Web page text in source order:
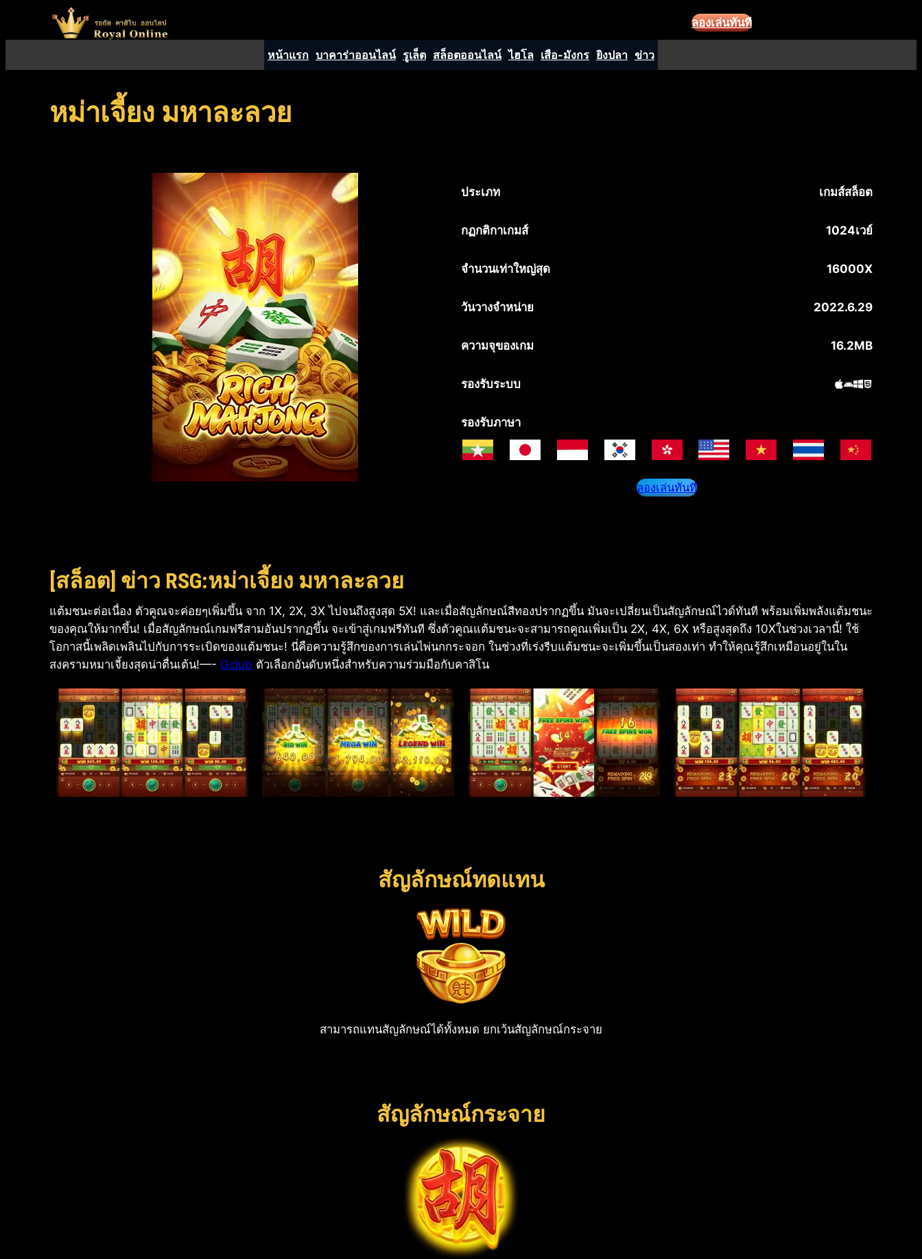
เนื้อหา
ลองเล่นทันที
หน้าแรก บาคาร่าออนไลน์ รูเล็ต สล็อตออนไลน์ ไฮโล เสือ-มังกร ยิงปลา ข่าว
หม่าเจี้ยง มหาละลวย
ประเภท เกมส์สล็อต
กฏกติกาเกมส์ 1024เวย์
จำนวนเท่าใหญ่สุด 16000X
วันวางจำหน่าย 2022.6.29
ความจุของเกม 16.2MB
รองรับระบบ
รองรับภาษา
ลองเล่นทันที
[สล็อต] ข่าว RSG:หม่าเจี้ยง มหาละลวย
แต้มชนะต่อเนื่อง ตัวคูณจะค่อยๆเพิ่มขึ้น จาก 1X, 2X, 3X ไปจนถึงสูงสุด 5X! และเมื่อสัญลักษณ์สีทองปรากฏขึ้น มันจะเปลี่ยนเป็นสัญลักษณ์ไวด์ทันที พร้อมเพิ่มพลังแต้มชนะ
ของคุณให้มากขึ้น! เมื่อสัญลักษณ์เกมฟรีสามอันปรากฏขึ้น จะเข้าสู่เกมฟรีทันที ซึ่งตัวคูณแต้มชนะจะสามารถคูณเพิ่มเป็น 2X, 4X, 6X หรือสูงสุดถึง 10Xในช่วงเวลานี้! ใช้
โอกาสนี้เพลิดเพลินไปกับการระเบิดของแต้มชนะ! นี่คือความรู้สึกของการเล่นไพ่นกกระจอก ในช่วงที่เร่งรีบแต้มชนะจะเพิ่มขึ้นเป็นสองเท่า ทำให้คุณรู้สึกเหมือนอยู่ในใน
สงครามหมาเจี้ยงสุดน่าตื่นเต้น!—- Gclub ตัวเลือกอันดับหนึ่งสำหรับความร่วมมือกับคาสิโน
สัญลักษณ์ทดแทน
สามารถแทนสัญลักษณ์ได้ทั้งหมด ยกเว้นสัญลักษณ์กระจาย
สัญลักษณ์กระจาย